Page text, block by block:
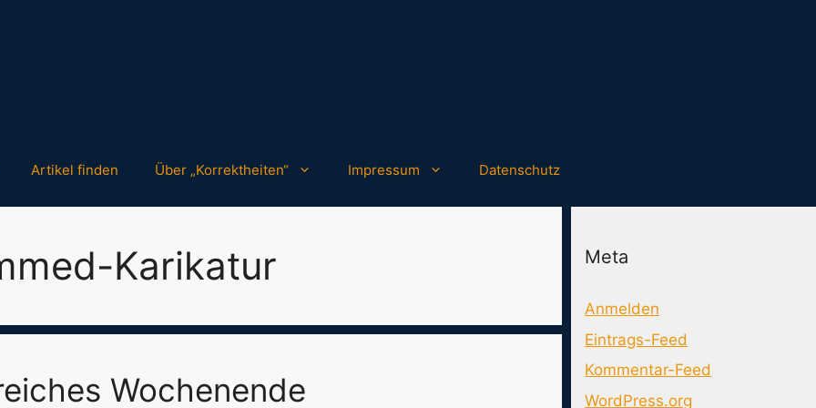
Artikel finden Über „Korrektheiten“ Impressum Datenschutz
Karikatur
Wochenende
Meta
Anmelden
Eintrags-Feed
Kommentar-Feed
WordPress.org